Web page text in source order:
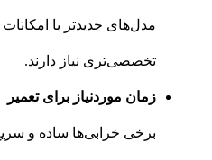
مدل‌های جدیدتر با امکانات
تخصصی‌تری نیاز دارند.
زمان موردنیاز برای تعمیر
برخی خرابی‌ها ساده و